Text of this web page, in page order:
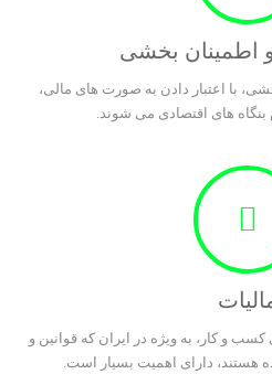
اطمینان بخشی
با اعتبار دادن به صورت های مالی،
های اقتصادی می شوند.
کسب و کار، به ویژه در ایران که قوانین و
هستند، دارای اهمیت بسیار است.